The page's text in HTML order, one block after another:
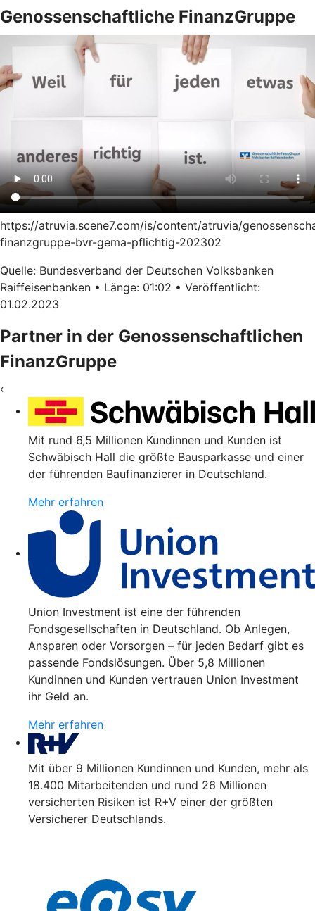
Genossenschaftliche FinanzGruppe
https://atruvia.scene7.com/is/content/atruvia/
finanzgruppe-bvr-gema-pflichtig-202302
Quelle: Bundesverband der Deutschen Volksbanken
Raiffeisenbanken • Länge: 01:02 • Veröffentlicht:
01.02.2023
Partner in der Genossenschaftlichen
FinanzGruppe
‹
Mit rund 6,5 Millionen Kundinnen und Kunden ist
Schwäbisch Hall die größte Bausparkasse und einer
der führenden Baufinanzierer in Deutschland.
Mehr erfahren
Union Investment ist eine der führenden
Fondsgesellschaften in Deutschland. Ob Anlegen,
Ansparen oder Vorsorgen – für jeden Bedarf gibt es
passende Fondslösungen. Über 5,8 Millionen
Kundinnen und Kunden vertrauen Union Investment
ihr Geld an.
Mehr erfahren
Mit über 9 Millionen Kundinnen und Kunden, mehr als
18.400 Mitarbeitenden und rund 26 Millionen
versicherten Risiken ist R+V einer der größten
Versicherer Deutschlands.